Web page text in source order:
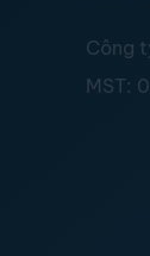
Công
MST: